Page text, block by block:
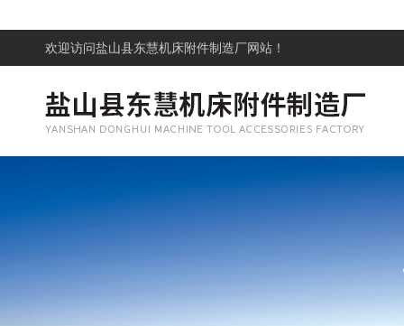
欢迎访问盐山县东慧机床附件制造厂网站！